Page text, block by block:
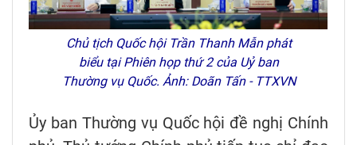
Chủ tịch Quốc hội Trần Thanh Mẫn phát
biểu tại Phiên họp thứ 2 của Uỷ ban
Thường vụ Quốc. Ảnh: Doãn Tấn - TTXVN
Ủy ban Thường vụ Quốc hội đề nghị Chính